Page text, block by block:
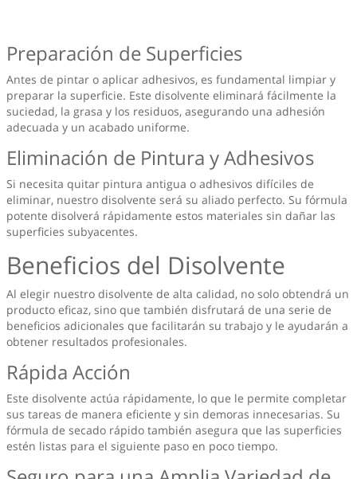
Preparación de Superficies
Antes de pintar o aplicar adhesivos, es fundamental limpiar y
preparar la superficie. Este disolvente eliminará fácilmente la
suciedad, la grasa y los residuos, asegurando una adhesión
adecuada y un acabado uniforme.
Eliminación de Pintura y Adhesivos
Si necesita quitar pintura antigua o adhesivos difíciles de
eliminar, nuestro disolvente será su aliado perfecto. Su fórmula
potente disolverá rápidamente estos materiales sin dañar las
superficies subyacentes.
Beneficios del Disolvente
Al elegir nuestro disolvente de alta calidad, no solo obtendrá un
producto eficaz, sino que también disfrutará de una serie de
beneficios adicionales que facilitarán su trabajo y le ayudarán a
obtener resultados profesionales.
Rápida Acción
Este disolvente actúa rápidamente, lo que le permite completar
sus tareas de manera eficiente y sin demoras innecesarias. Su
fórmula de secado rápido también asegura que las superficies
estén listas para el siguiente paso en poco tiempo.